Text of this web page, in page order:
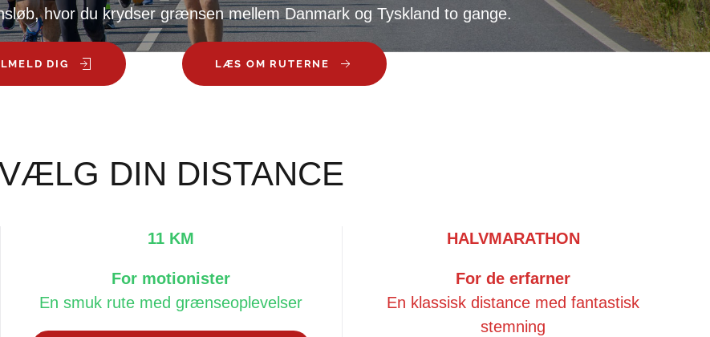
hvor du krydser grænsen mellem Danmark og Tyskland to gange.
DIG LÆS OM RUTERNE
DIN DISTANCE
11 KM
For motionister
En smuk rute med grænseoplevelser
HALVMARATHON
For de erfarner
En klassisk distance med fantastisk
stemning